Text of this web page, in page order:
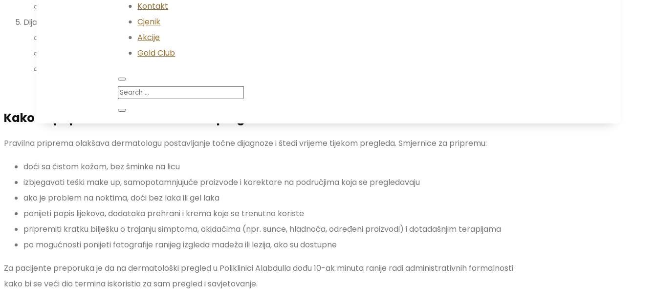
Kontakt
Cjenik
Akcije
Gold Club
testiranje alergija (patch test) kod sumnje na kontaktni dermatitis
Dijagnoza, plan liječenja i praćenje
objašnjenje nalaza i dijagnoze
preporuka terapije (lokalni pripravci, sistemska terapija, promjene navika)
Kako se pripremiti za dermatološki pregled
Pravilna priprema olakšava dermatologu postavljanje točne dijagnoze i štedi vrijeme tijekom pregleda. Smjernice za pripremu:
doći sa čistom kožom, bez šminke na licu
izbjegavati teški make up, samopotamnjujuće proizvode i korektore na područjima koja se pregledavaju
ako je problem na noktima, doći bez laka ili gel laka
ponijeti popis lijekova, dodataka prehrani i krema koje se trenutno koriste
pripremiti kratku bilješku o trajanju simptoma, okidačima (npr. sunce, hladnoća, određeni proizvodi) i dotadašnjim terapijama
po mogućnosti ponijeti fotografije ranijeg izgleda madeža ili lezija, ako su dostupne
Za pacijente preporuka je da na dermatološki pregled u Poliklinici Alabdulla dođu 10-ak minuta ranije radi administrativnih formalnosti
kako bi se veći dio termina iskoristio za sam pregled i savjetovanje.